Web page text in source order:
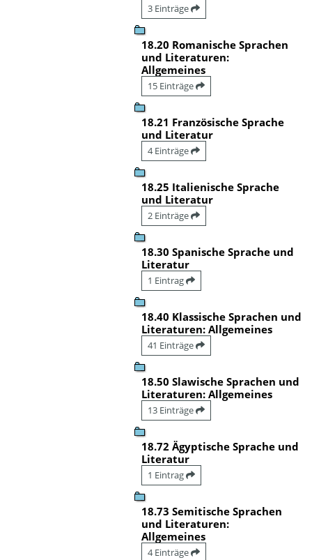
3 Einträge
18.20 Romanische Sprachen
und Literaturen:
Allgemeines
15 Einträge
18.21 Französische Sprache
und Literatur
4 Einträge
18.25 Italienische Sprache
und Literatur
2 Einträge
18.30 Spanische Sprache und
Literatur
1 Eintrag
18.40 Klassische Sprachen und
Literaturen: Allgemeines
41 Einträge
18.50 Slawische Sprachen und
Literaturen: Allgemeines
13 Einträge
18.72 Ägyptische Sprache und
Literatur
1 Eintrag
18.73 Semitische Sprachen
und Literaturen:
Allgemeines
4 Einträge